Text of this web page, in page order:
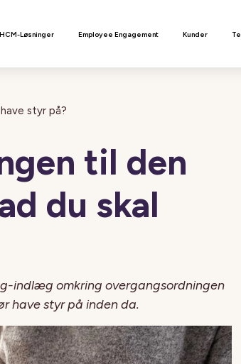
HCM-Løsninger Employee Engagement Kunder
styr på?
til den
du skal
indlæg omkring overgangsordningen
have styr på inden da.